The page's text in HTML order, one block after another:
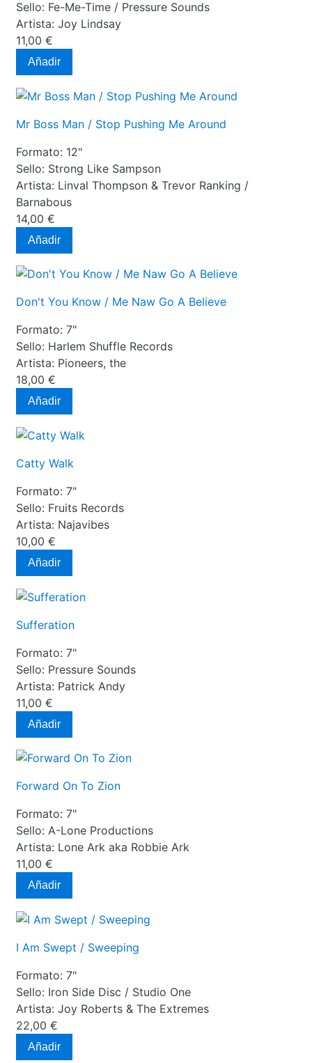
Sello: Fe-Me-Time / Pressure Sounds
Artista: Joy Lindsay
11,00 €
Añadir
Mr Boss Man / Stop Pushing Me Around
Formato: 12"
Sello: Strong Like Sampson
Artista: Linval Thompson & Trevor Ranking /
Barnabous
14,00 €
Añadir
Don't You Know / Me Naw Go A Believe
Formato: 7"
Sello: Harlem Shuffle Records
Artista: Pioneers, the
18,00 €
Añadir
Catty Walk
Formato: 7"
Sello: Fruits Records
Artista: Najavibes
10,00 €
Añadir
Sufferation
Formato: 7"
Sello: Pressure Sounds
Artista: Patrick Andy
11,00 €
Añadir
Forward On To Zion
Formato: 7"
Sello: A-Lone Productions
Artista: Lone Ark aka Robbie Ark
11,00 €
Añadir
I Am Swept / Sweeping
Formato: 7"
Sello: Iron Side Disc / Studio One
Artista: Joy Roberts & The Extremes
22,00 €
Añadir